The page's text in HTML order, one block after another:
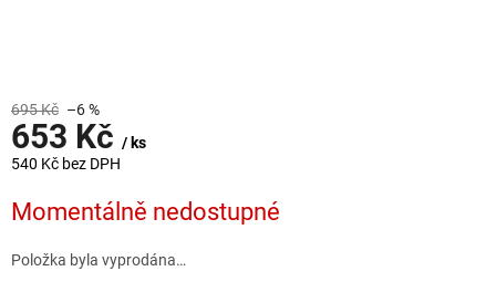
695 Kč –6 %
653 Kč / ks
540 Kč bez DPH
cena:
Momentálně nedostupné
Položka byla vyprodána…